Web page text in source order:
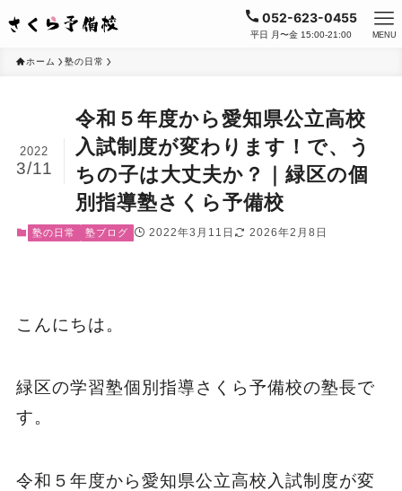
052-623-0455
平日 月〜金 15:00-21:00 MENU
ホーム 塾の日常
令和５年度から愛知県公立高校
入試制度が変わります！で、う
ちの子は大丈夫か？｜緑区の個
別指導塾さくら予備校
2022
3/11
塾の日常 塾ブログ 2022年3月11日 2026年2月8日
こんにちは。
緑区の学習塾個別指導さくら予備校の塾長で
す。
令和５年度から愛知県公立高校入試制度が変